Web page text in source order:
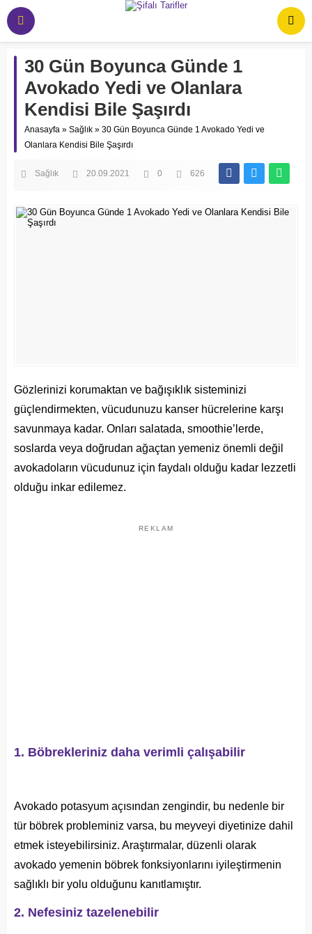
30 Gün Boyunca Günde 1
Avokado Yedi ve Olanlara
Kendisi Bile Şaşırdı
Anasayfa » Sağlık » 30 Gün Boyunca Günde 1 Avokado Yedi ve
Olanlara Kendisi Bile Şaşırdı
Sağlık 20.09.2021 0 626
Gözlerinizi korumaktan ve bağışıklık sisteminizi
güçlendirmekten, vücudunuzu kanser hücrelerine karşı
savunmaya kadar. Onları salatada, smoothie’lerde,
soslarda veya doğrudan ağaçtan yemeniz önemli değil
avokadoların vücudunuz için faydalı olduğu kadar lezzetli
olduğu inkar edilemez.
REKLAM
1. Böbrekleriniz daha verimli çalışabilir
Avokado potasyum açısından zengindir, bu nedenle bir
tür böbrek probleminiz varsa, bu meyveyi diyetinize dahil
etmek isteyebilirsiniz. Araştırmalar, düzenli olarak
avokado yemenin böbrek fonksiyonlarını iyileştirmenin
sağlıklı bir yolu olduğunu kanıtlamıştır.
2. Nefesiniz tazelenebilir